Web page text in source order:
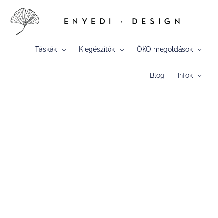
Táskák Kiegészítők ÖKO megoldások
Blog Infók